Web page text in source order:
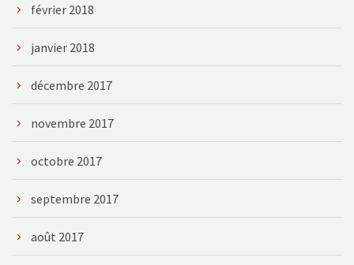
février 2018
janvier 2018
décembre 2017
novembre 2017
octobre 2017
septembre 2017
août 2017